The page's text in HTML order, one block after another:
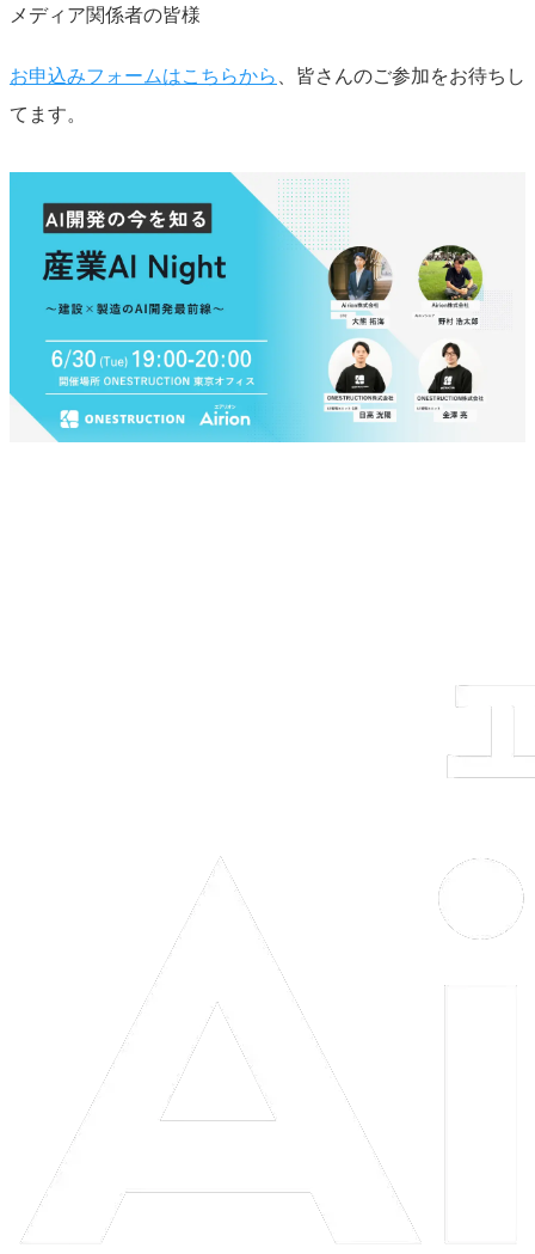
メディア関係者の皆様
お申込みフォームはこちらから
、皆さんのご参加をお待ちし
てます。